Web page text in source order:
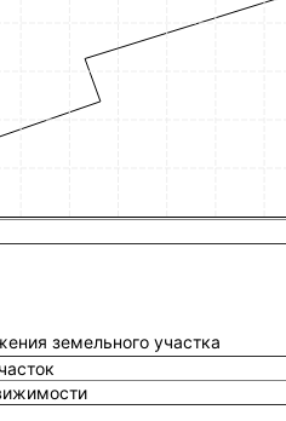
земельного участка